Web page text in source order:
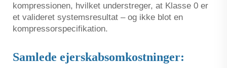
kompressionen, hvilket understreger, at Klasse 0 er
et valideret systemsresultat – og ikke blot en
kompressorspecifikation.
Samlede ejerskabsomkostninger: